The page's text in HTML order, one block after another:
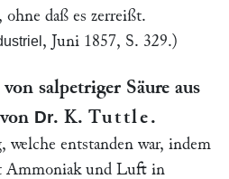
daß es zerreißt.
, Juni 1857, S. 329.)
salpetriger Säure aus
Dr. K. Tuttle.
welche entstanden war, indem
Ammoniak und Luft in